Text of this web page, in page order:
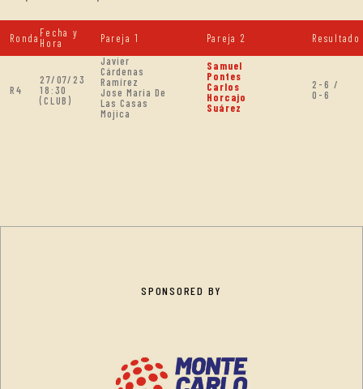
Ronda Fecha y
Hora
Pareja 1 Pareja 2 Resultado
R4
27/07/23
18:30
(CLUB)
Javier
Cárdenas
Ramírez
Jose Maria De
Las Casas
Mojica
Samuel
Pontes
Carlos
Horcajo
Suárez
2-6 /
0-6
SPONSORED BY